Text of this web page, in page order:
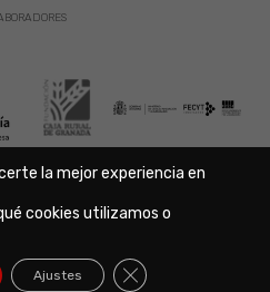
| Política de Cookies
Ciencias. Avda. de la Ciencia s/n
958 131 900. Todos los derechos
la mejor experiencia en
cookies utilizamos o
Ajustes Cerrar el banner de